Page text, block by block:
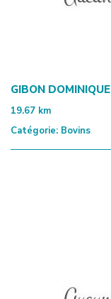
GIBON DOMINIQUE
19.67 km
Catégorie: Bovins